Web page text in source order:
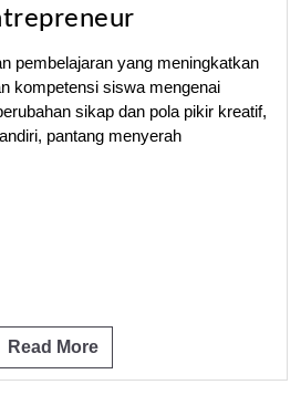
pembelajaran yang meningkatkan
kompetensi siswa mengenai
sikap dan pola pikir kreatif,
pantang menyerah
Read More